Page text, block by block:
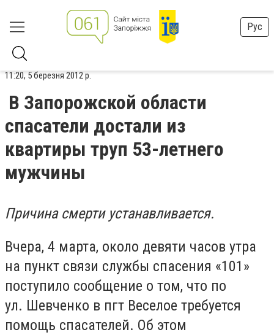
Рус
11:20, 5 березня 2012 р.
В Запорожской области
спасатели достали из
квартиры труп 53-летнего
мужчины
Причина смерти устанавливается.
Вчера, 4 марта, около девяти часов утра
на пункт связи службы спасения «101»
поступило сообщение о том, что по
ул. Шевченко в пгт Веселое требуется
помощь спасателей. Об этом